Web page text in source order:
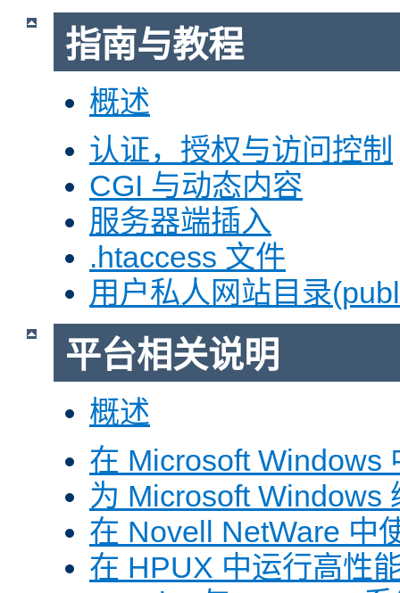
指南与教程
概述
认证，授权与访问控制
CGI 与动态内容
服务器端插入
.htaccess 文件
用户私人网站目录
平台相关说明
概述
在 Microsoft Windows
为 Microsoft Windows
在 Novell NetWare 中
在 HPUX 中运行高性